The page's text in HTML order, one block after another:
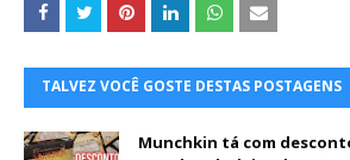
TALVEZ VOCÊ GOSTE DESTAS POSTAGENS
Munchkin tá com